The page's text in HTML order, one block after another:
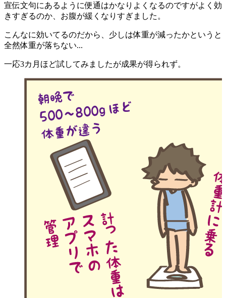
宣伝文句にあるように便通はかなりよくなるのですがよく効
きすぎるのか、お腹が緩くなりすぎました。
こんなに効いてるのだから、少しは体重が減ったかというと
全然体重が落ちない...
一応3カ月ほど試してみましたが成果が得られず。